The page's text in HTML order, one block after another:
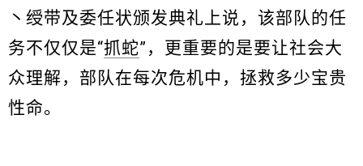
丶绶带及委任状颁发典礼上说，该部队的任
务不仅仅是“抓蛇”，更重要的是要让社会大
众理解，部队在每次危机中，拯救多少宝贵
性命。